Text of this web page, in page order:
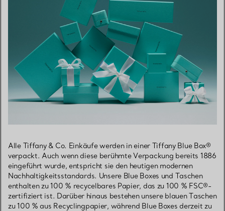
Alle Tiffany & Co. Einkäufe werden in einer Tiffany Blue Box®
verpackt. Auch wenn diese berühmte Verpackung bereits 1886
eingeführt wurde, entspricht sie den heutigen modernen
Nachhaltigkeitsstandards. Unsere Blue Boxes und Taschen
enthalten zu 100 % recycelbares Papier, das zu 100 % FSC®-
zertifiziert ist. Darüber hinaus bestehen unsere blauen Taschen
zu 100 % aus Recyclingpapier, während Blue Boxes derzeit zu